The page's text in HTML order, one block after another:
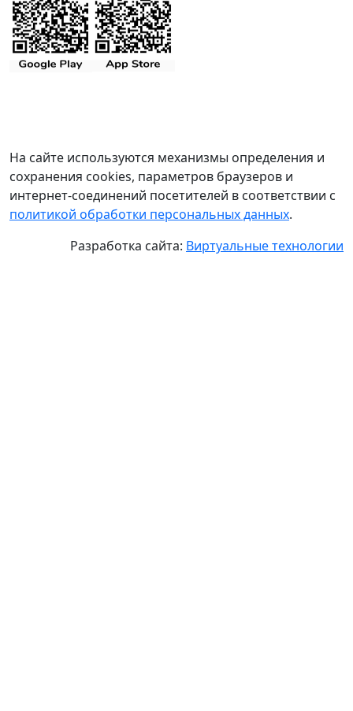
На сайте используются механизмы определения и
сохранения cookies, параметров браузеров и
интернет-соединений посетителей в соответствии с
политикой обработки персональных данных.
Разработка сайта: Виртуальные технологии